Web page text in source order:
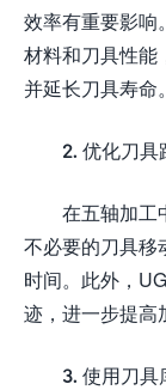
效率有重要影响
材料和刀具性能
并延长刀具寿命。
2. 优化刀具
在五轴加工
不必要的刀具移
时间。此外，
迹，进一步提高
3. 使用刀具